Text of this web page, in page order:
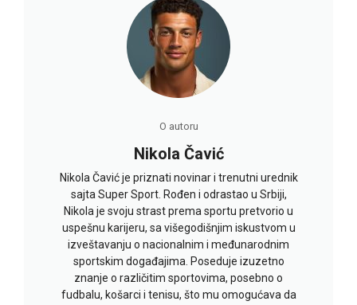
O autoru
Nikola Čavić
Nikola Čavić je priznati novinar i trenutni urednik
sajta Super Sport. Rođen i odrastao u Srbiji,
Nikola je svoju strast prema sportu pretvorio u
uspešnu karijeru, sa višegodišnjim iskustvom u
izveštavanju o nacionalnim i međunarodnim
sportskim događajima. Poseduje izuzetno
znanje o različitim sportovima, posebno o
fudbalu, košarci i tenisu, što mu omogućava da